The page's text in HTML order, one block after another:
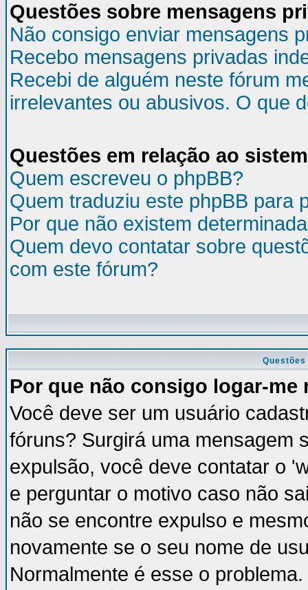
Questões sobre mensagens
Não consigo enviar mensagens
Recebo mensagens privadas
Recebi de alguém neste fórum
irrelevantes ou abusivos. O que
Questões em relação ao
Quem escreveu o phpBB?
Quem traduziu este phpBB para
Por que não existem
Quem devo contatar sobre
com este fórum?
Por que não consigo logar-me
Você deve ser um usuário
fóruns? Surgirá uma mensagem
expulsão, você deve contatar o
e perguntar o motivo caso não
não se encontre expulso e
novamente se o seu nome de
Normalmente é esse o